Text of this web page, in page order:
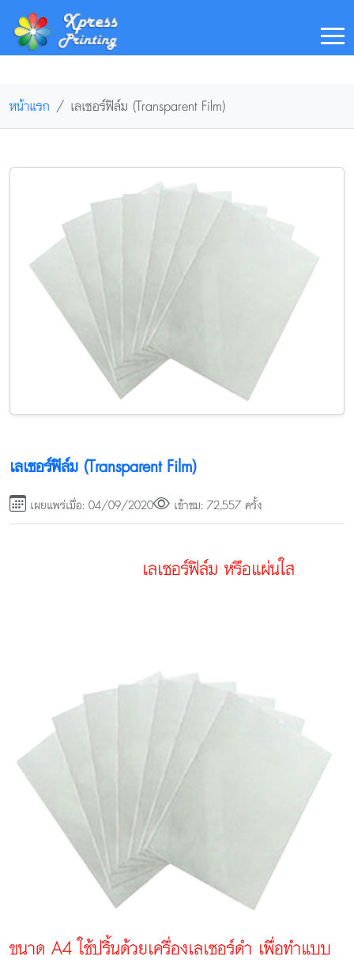
หน้าแรก เลเซอร์ฟิล์ม (Transparent Film)
เลเซอร์ฟิล์ม (Transparent Film)
เผยแพร่เมื่อ: 04/09/2020 เข้าชม: 72,557 ครั้ง
เลเซอร์ฟิล์ม หรือแผ่นใส
ขนาด A4 ใช้ปริ้นด้วยเครื่องเลเซอร์ดำ เพื่อทำแบบ